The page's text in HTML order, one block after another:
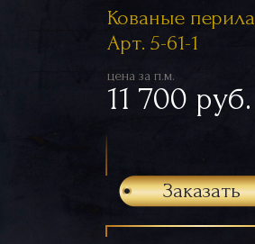
Кованые перила
Арт. 5-61-1
цена за п.м.
11 700 руб.
Заказать